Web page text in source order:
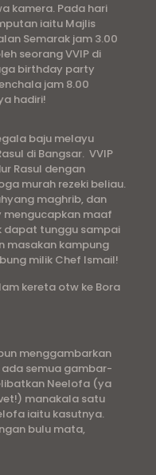
kamera. Pada hari
iaitu Majlis
Semarak jam 3.00
seorang VVIP di
birthday party
jam 8.00
hadiri!
baju melayu
di Bangsar. VVIP
Rasul dengan
murah rezeki beliau.
maghrib, dan
mengucapkan maaf
dapat tunggu sampai
masakan kampung
milik Chef Ismail!
kereta otw ke Bora
menggambarkan
semua gambar-
Neelofa (ya
manakala satu
iaitu kasutnya.
bulu mata,